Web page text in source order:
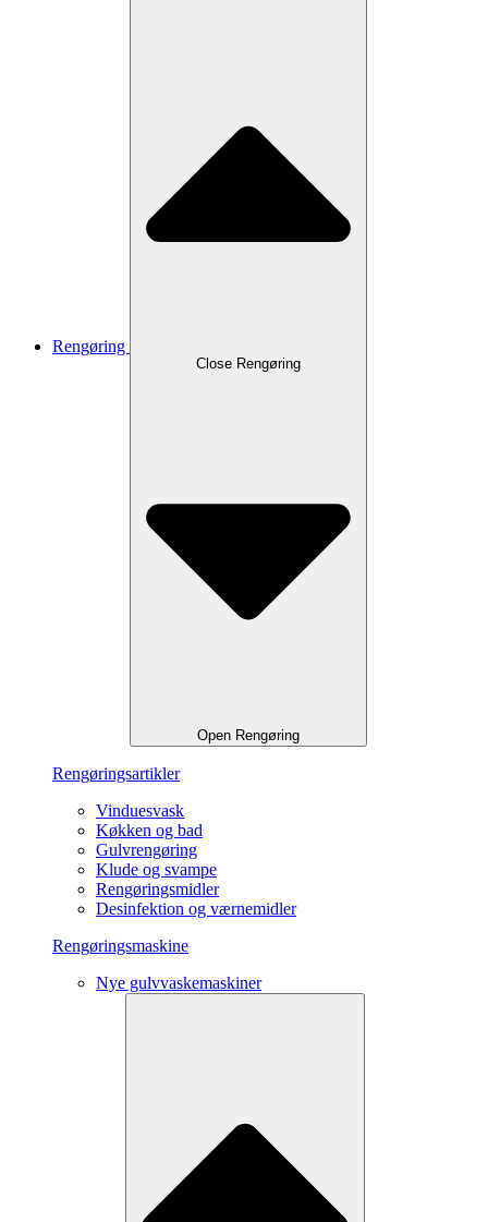
Rengøring
Close Rengøring
Open Rengøring
Rengøringsartikler
Vinduesvask
Køkken og bad
Gulvrengøring
Klude og svampe
Rengøringsmidler
Desinfektion og værnemidler
Rengøringsmaskine
Nye gulvvaskemaskiner